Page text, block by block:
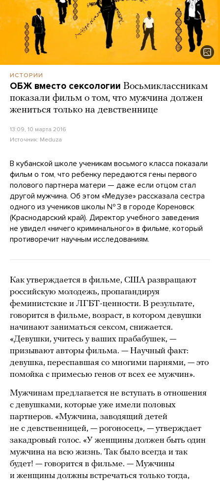
ИСТОРИИ
ОБЖ вместо сексологии Восьмиклассникам
показали фильм о том, что мужчина должен
жениться только на девственнице
13:09, 10 марта 2016
Источник: Meduza
В кубанской школе ученикам восьмого класса показали
фильм о том, что ребенку передаются гены первого
полового партнера матери — даже если отцом стал
другой мужчина. Об этом «Медузе» рассказала сестра
одного из учеников школы № 3 в городе Кореновск
(Краснодарский край). Директор учебного заведения
не увидел «ничего криминального» в фильме, который
противоречит научным исследованиям.
Как утверждается в фильме, США развращают
российскую молодежь, пропагандируя
феминистские и ЛГБТ-ценности. В результате,
говорится в фильме, возраст, в котором девушки
начинают заниматься сексом, снижается.
«Девушки, учитесь у ваших прабабушек, —
призывают авторы фильма. — Научный факт:
девушка, переспавшая со многими парнями, — это
помойка с примесью генов от всех ее мужчин».
Мужчинам предлагается не вступать в отношения
с девушками, которые уже имели половых
партнеров. «Мужчина, заводящий детей
не с девственницей, — рогоносец», — утверждает
закадровый голос. «У женщины должен быть один
мужчина на всю жизнь. Так было всегда и так
будет! — говорится в фильме. — Мужчины
и женщины должны встречаться только тогда,